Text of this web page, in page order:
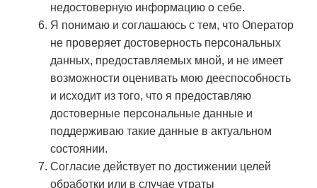
недостоверную информацию о себе.
Я понимаю и соглашаюсь с тем, что Оператор
не проверяет достоверность персональных
данных, предоставляемых мной, и не имеет
возможности оценивать мою дееспособность
и исходит из того, что я предоставляю
достоверные персональные данные и
поддерживаю такие данные в актуальном
состоянии.
Согласие действует по достижении целей
обработки или в случае утраты